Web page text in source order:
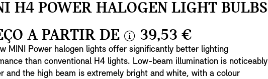
H4 POWER HALOGEN LIGHT BULBS
A PARTIR DE
i
n
f
39,53 €
MINI Power halogen lights offer significantly better lighting
than conventional H4 lights. Low-beam illumination is noticeably
and the high beam is extremely bright and white, with a colour